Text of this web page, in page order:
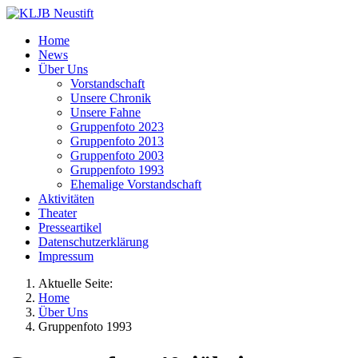
Home
News
Über Uns
Vorstandschaft
Unsere Chronik
Unsere Fahne
Gruppenfoto 2023
Gruppenfoto 2013
Gruppenfoto 2003
Gruppenfoto 1993
Ehemalige Vorstandschaft
Aktivitäten
Theater
Presseartikel
Datenschutzerklärung
Impressum
Aktuelle Seite:
Home
Über Uns
Gruppenfoto 1993